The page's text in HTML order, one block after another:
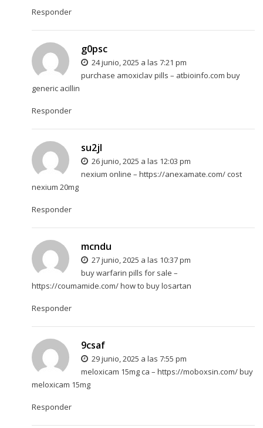
Responder
g0psc
24 junio, 2025 a las 7:21 pm
purchase amoxiclav pills – atbioinfo.com buy
generic acillin
Responder
su2jl
26 junio, 2025 a las 12:03 pm
nexium online – https://anexamate.com/cost
nexium 20mg
Responder
mcndu
27 junio, 2025 a las 10:37 pm
buy warfarin pills for sale –
https://coumamide.com/how to buy losartan
Responder
9csaf
29 junio, 2025 a las 7:55 pm
meloxicam 15mg ca – https://moboxsin.com/buy
meloxicam 15mg
Responder